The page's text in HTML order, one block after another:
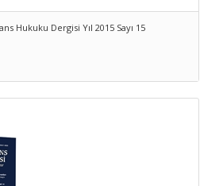
Hukuku Dergisi Yıl 2015 Sayı 15